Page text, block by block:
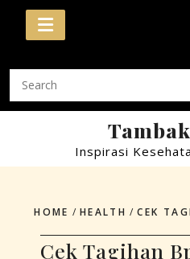
Skip
Inspirasi
HOME / HEALTH /CEK
Cek Tagihan